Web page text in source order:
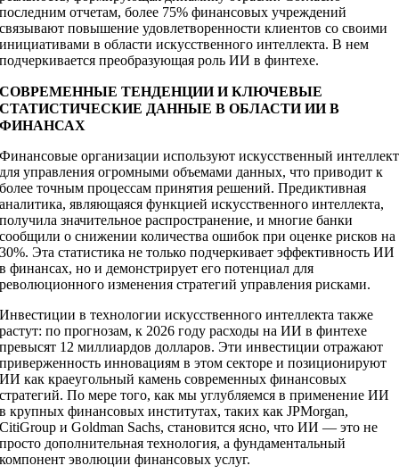
последним отчетам, более 75% финансовых учреждений
связывают повышение удовлетворенности клиентов со своими
инициативами в области искусственного интеллекта. В нем
подчеркивается преобразующая роль ИИ в финтехе.
СОВРЕМЕННЫЕ ТЕНДЕНЦИИ И КЛЮЧЕВЫЕ
СТАТИСТИЧЕСКИЕ ДАННЫЕ В ОБЛАСТИ ИИ В
ФИНАНСАХ
Финансовые организации используют искусственный интеллект
для управления огромными объемами данных, что приводит к
более точным процессам принятия решений. Предиктивная
аналитика, являющаяся функцией искусственного интеллекта,
получила значительное распространение, и многие банки
сообщили о снижении количества ошибок при оценке рисков на
30%. Эта статистика не только подчеркивает эффективность ИИ
в финансах, но и демонстрирует его потенциал для
революционного изменения стратегий управления рисками.
Инвестиции в технологии искусственного интеллекта также
растут: по прогнозам, к 2026 году расходы на ИИ в финтехе
превысят 12 миллиардов долларов. Эти инвестиции отражают
приверженность инновациям в этом секторе и позиционируют
ИИ как краеугольный камень современных финансовых
стратегий. По мере того, как мы углубляемся в применение ИИ
в крупных финансовых институтах, таких как JPMorgan,
CitiGroup и Goldman Sachs, становится ясно, что ИИ — это не
просто дополнительная технология, а фундаментальный
компонент эволюции финансовых услуг.